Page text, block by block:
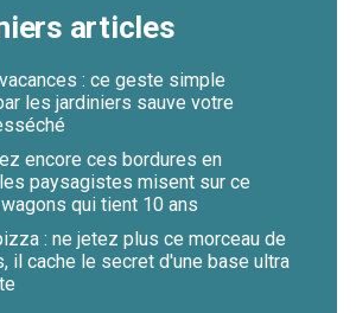
articles
: ce geste simple
les jardiniers sauve votre
encore ces bordures en
paysagistes misent sur ce
qui tient 10 ans
: ne jetez plus ce morceau de
il cache le secret d'une base ultra